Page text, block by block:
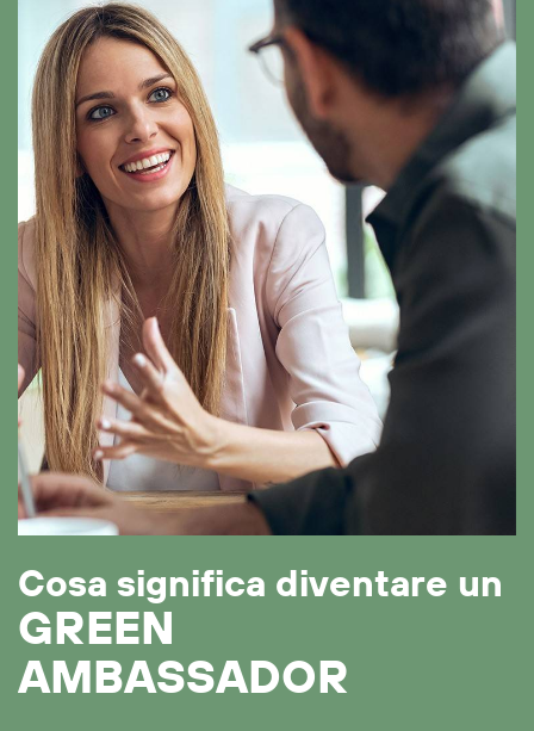
Cosa significa diventare un
GREEN
AMBASSADOR